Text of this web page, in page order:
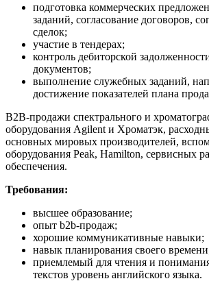
подготовка коммерческих
заданий, согласование договоров,
сделок;
участие в тендерах;
контроль дебиторской
документов;
выполнение служебных заданий,
достижение показателей плана
B2B-продажи спектрального и
оборудования Agilent и Хроматэк,
основных мировых производителей,
оборудования Peak, Hamilton, сервисных
обеспечения.
Требования:
высшее образование;
опыт b2b-продаж;
хорошие коммуникативные навыки;
навык планирования своего
приемлемый для чтения и
текстов уровень английского языка.